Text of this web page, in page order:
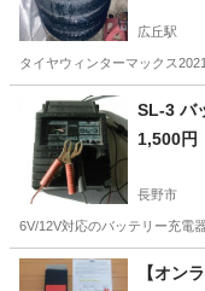
広丘駅
タイヤウィンターマックス
長野 塩尻市
スタッドレスホイールセット
SL-3 バ
1,500円
長野市
6V/12V対応のバッテリー充
長野 長野市 メンテ
【オン